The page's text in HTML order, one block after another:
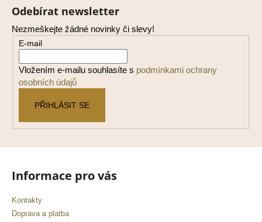
r
u
č
u
m
Odebírat newsletter
Nezmeškejte žádné novinky či slevy!
E-mail
Vložením e-mailu souhlasíte s podmínkami ochrany
osobních údajů
PŘIHLÁSIT SE
Informace pro vás
Kontakty
Doprava a platba